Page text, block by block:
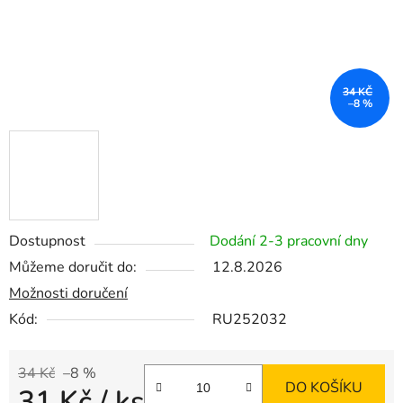
Dostupnost
Dodání 2-3 pracovní dny
Můžeme doručit do:
12.8.2026
Možnosti doručení
Kód:
RU252032
34 Kč –8 %
DO KOŠÍKU
34 KČ
–8 %